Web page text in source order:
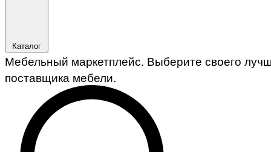
Каталог
Мебельный маркетплейс. Выберите своего
поставщика мебели.